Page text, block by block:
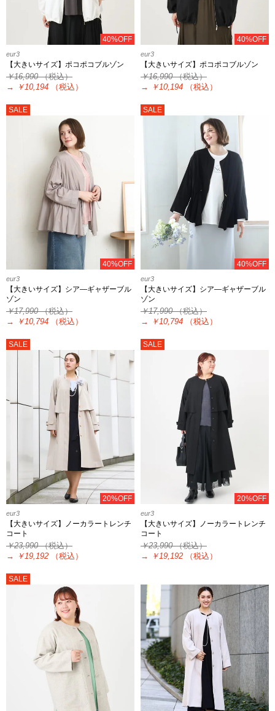
40%OFF
eur3
【大きいサイズ】ポコポコブルゾン
￥16,990（税込）
→
￥10,194 （税込）
40%OFF
eur3
【大きいサイズ】ポコポコブルゾン
￥16,990（税込）
→
￥10,194 （税込）
SALE
40%OFF
eur3
【大きいサイズ】シア―ギャザーブル
ゾン
￥17,990（税込）
→
￥10,794 （税込）
SALE
40%OFF
eur3
【大きいサイズ】シア―ギャザーブル
ゾン
￥17,990（税込）
→
￥10,794 （税込）
SALE
20%OFF
eur3
【大きいサイズ】ノーカラートレンチ
コート
￥23,990（税込）
→
￥19,192 （税込）
SALE
20%OFF
eur3
【大きいサイズ】ノーカラートレンチ
コート
￥23,990（税込）
→
￥19,192 （税込）
SALE